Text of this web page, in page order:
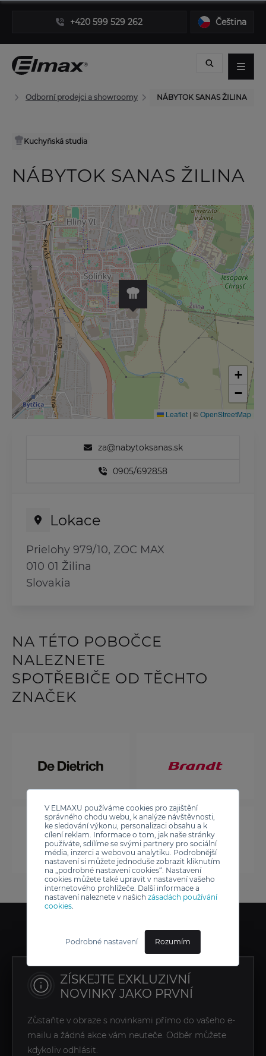
V ELMAXU používáme cookies pro zajištění
správného chodu webu, k analýze návštěvnosti,
ke sledování výkonu, personalizaci obsahu a k
cílení reklam. Informace o tom, jak naše stránky
používáte, sdílíme se svými partnery pro sociální
média, inzerci a webovou analytiku. Podrobnější
nastavení si můžete jednoduše zobrazit kliknutím
na „podrobné nastavení cookies“. Nastavení
cookies můžete také upravit v nastavení vašeho
internetového prohlížeče. Další informace a
nastavení naleznete v našich zásadách používání
cookies.
Podrobné nastavení Rozumím
+420 599 529 262 Čeština
Odborní prodejci a showroomy NÁBYTOK SANAS ŽILINA
Kuchyňská studia
NÁBYTOK SANAS ŽILINA
za@nabytoksanas.sk
0905/692858
Lokace
Prielohy 979/10, ZOC MAX
010 01 Žilina
Slovakia
+
−
Leaflet | ©OpenStreetMap
NA TÉTO POBOČCE
NALEZNETE
SPOTŘEBIČE OD TĚCHTO
ZNAČEK
ZÍSKEJTE EXKLUZIVNÍ
NOVINKY JAKO PRVNÍ
Zůstaňte v obraze s novinkami přímo do vašeho e-
mailu a žádná akce vám neuteče. Odběr můžete
kdykoliv odhlásit.